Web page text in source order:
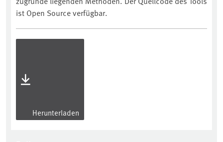
ist Open Source verfügbar.
Herunterladen